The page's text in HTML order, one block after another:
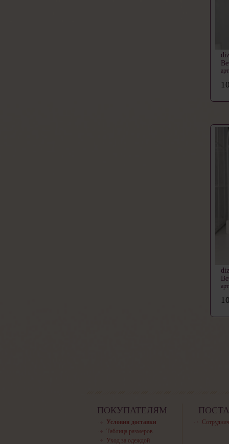
ПОКУПАТЕЛЯМ
Условия доставки
Таблица размеров
Уход за одеждой